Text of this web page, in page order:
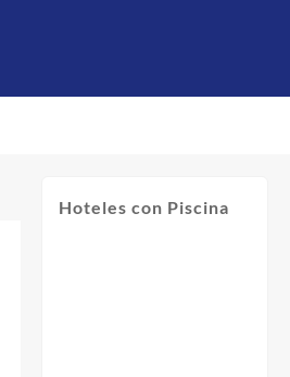
Hoteles con Piscina